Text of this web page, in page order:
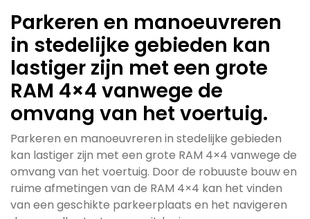
Parkeren en manoeuvreren
in stedelijke gebieden kan
lastiger zijn met een grote
RAM 4×4 vanwege de
omvang van het voertuig.
Parkeren en manoeuvreren in stedelijke gebieden
kan lastiger zijn met een grote RAM 4×4 vanwege de
omvang van het voertuig. Door de robuuste bouw en
ruime afmetingen van de RAM 4×4 kan het vinden
van een geschikte parkeerplaats en het navigeren